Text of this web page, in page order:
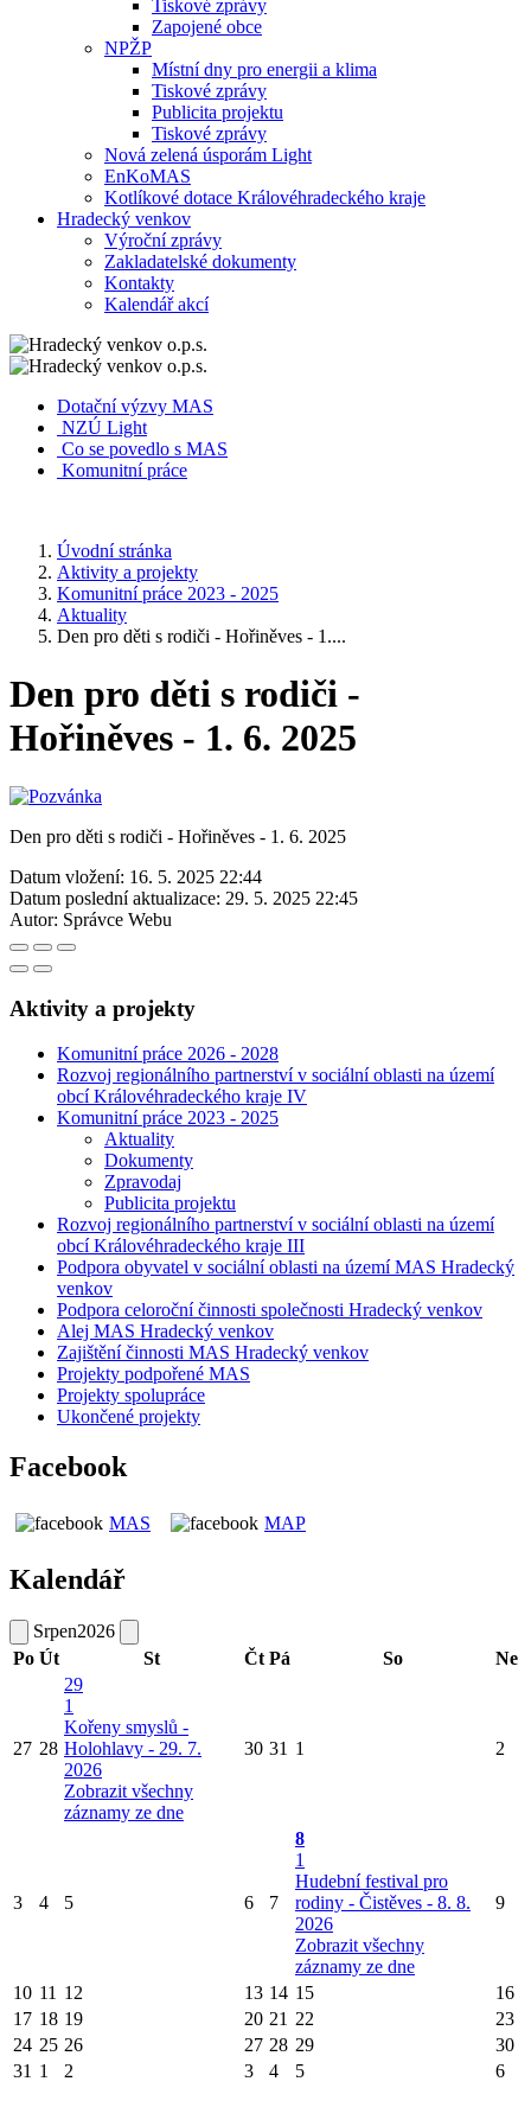
Tiskové zprávy
Zapojené obce
NPŽP
Místní dny pro energii a klima
Tiskové zprávy
Publicita projektu
Tiskové zprávy
Nová zelená úsporám Light
EnKoMAS
Kotlíkové dotace Královéhradeckého kraje
Hradecký venkov
Výroční zprávy
Zakladatelské dokumenty
Kontakty
Kalendář akcí
Dotační výzvy MAS
NZÚ Light
Co se povedlo s MAS
Komunitní práce
Úvodní stránka
Aktivity a projekty
Komunitní práce 2023 - 2025
Aktuality
Den pro děti s rodiči - Hořiněves - 1....
Den pro děti s rodiči -
Hořiněves - 1. 6. 2025
Den pro děti s rodiči - Hořiněves - 1. 6. 2025
Datum vložení: 16. 5. 2025 22:44
Datum poslední aktualizace: 29. 5. 2025 22:45
Autor: Správce Webu
Aktivity a projekty
Komunitní práce 2026 - 2028
Rozvoj regionálního partnerství v sociální oblasti na území
obcí Královéhradeckého kraje IV
Komunitní práce 2023 - 2025
Aktuality
Dokumenty
Zpravodaj
Publicita projektu
Rozvoj regionálního partnerství v sociální oblasti na území
obcí Královéhradeckého kraje III
Podpora obyvatel v sociální oblasti na území MAS Hradecký
venkov
Podpora celoroční činnosti společnosti Hradecký venkov
Alej MAS Hradecký venkov
Zajištění činnosti MAS Hradecký venkov
Projekty podpořené MAS
Projekty spolupráce
Ukončené projekty
Facebook
MAS MAP
Kalendář
Srpen2026
Po Út St Čt Pá So Ne
27 28
29
1
Kořeny smyslů -
Holohlavy - 29. 7.
2026
Zobrazit všechny
záznamy ze dne
30 31 1 2
3 4 5 6 7
8
1
Hudební festival pro
rodiny - Čistěves - 8. 8.
2026
Zobrazit všechny
záznamy ze dne
9
10 11 12 13 14 15
16
17 18 19 20 21 22
23
24 25 26 27 28 29
30
31 1 2 3 4 5 6